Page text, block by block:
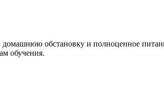
обстановку и полноценное
обучения.